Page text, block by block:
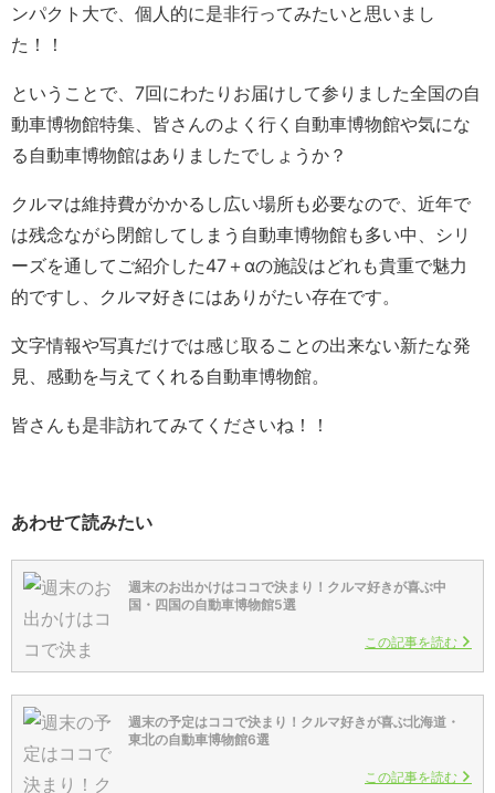
ンパクト大で、個人的に是非行ってみたいと思いまし
た！！
ということで、7回にわたりお届けして参りました全国の自
動車博物館特集、皆さんのよく行く自動車博物館や気にな
る自動車博物館はありましたでしょうか？
クルマは維持費がかかるし広い場所も必要なので、近年で
は残念ながら閉館してしまう自動車博物館も多い中、シリ
ーズを通してご紹介した47＋αの施設はどれも貴重で魅力
的ですし、クルマ好きにはありがたい存在です。
文字情報や写真だけでは感じ取ることの出来ない新たな発
見、感動を与えてくれる自動車博物館。
皆さんも是非訪れてみてくださいね！！
あわせて読みたい
週末のお出かけはココで決まり！クルマ好きが喜ぶ中
国・四国の自動車博物館5選
この記事を読む
週末の予定はココで決まり！クルマ好きが喜ぶ北海道・
東北の自動車博物館6選
この記事を読む